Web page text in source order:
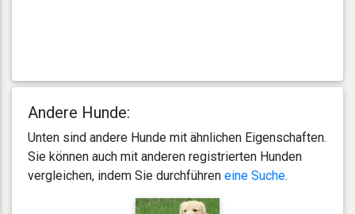
Andere Hunde:
Unten sind andere Hunde mit ähnlichen Eigenschaften.
Sie können auch mit anderen registrierten Hunden
vergleichen, indem Sie durchführen eine Suche.